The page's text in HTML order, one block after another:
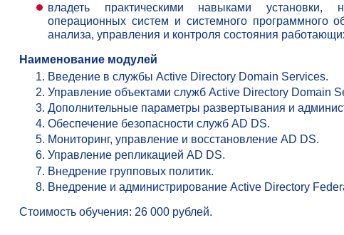
владеть практическими навыками установки,
операционных систем и системного программного
анализа, управления и контроля состояния
Наименование модулей
Введение в службы Active Directory Domain Services.
Управление объектами служб Active Directory Domain
Дополнительные параметры развертывания и
Обеспечение безопасности служб AD DS.
Мониторинг, управление и восстановление AD DS.
Управление репликацией AD DS.
Внедрение групповых политик.
Внедрение и администрирование Active Directory
Стоимость обучения: 26 000 рублей.